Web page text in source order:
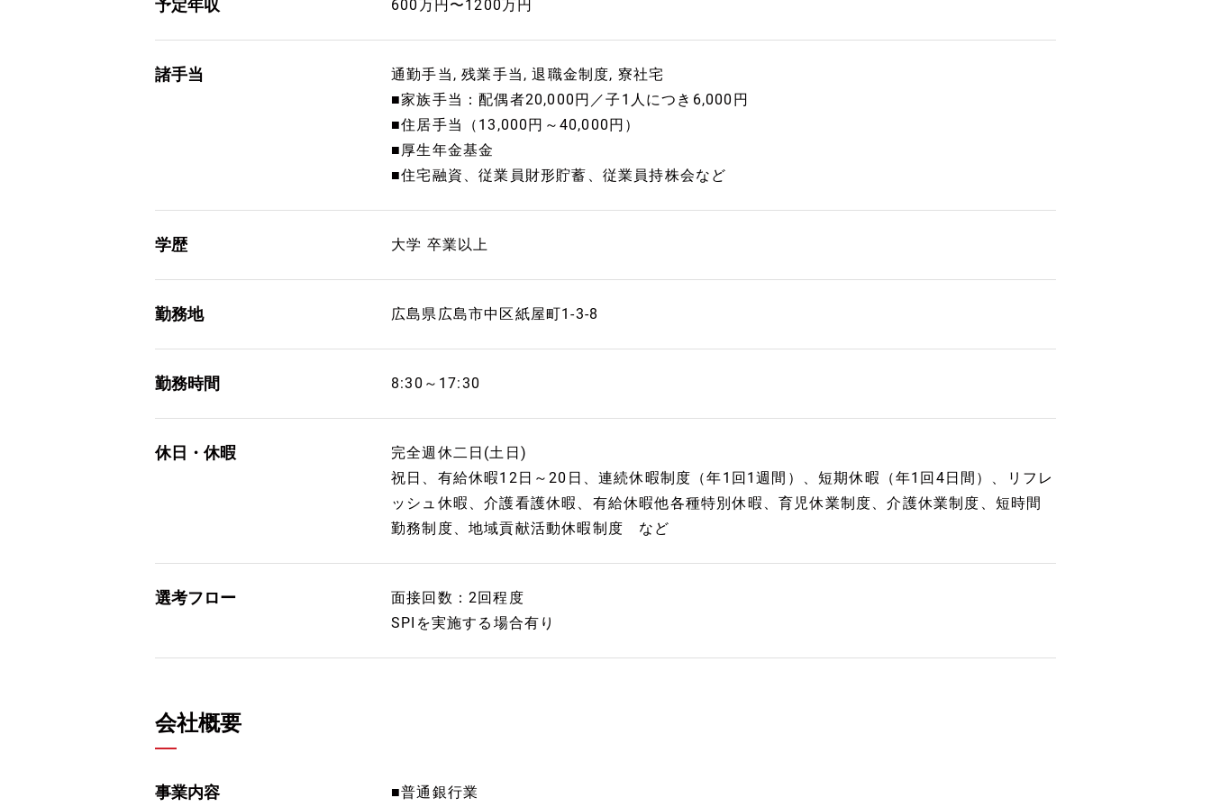
予定年収 600万円〜1200万円
諸手当
通勤手当, 残業手当, 退職金制度, 寮社宅
■家族手当：配偶者20,000円／子1人につき6,000円
■住居手当（13,000円～40,000円）
■厚生年金基金
■住宅融資、従業員財形貯蓄、従業員持株会など
学歴 大学 卒業以上
勤務地 広島県広島市中区紙屋町1‐3‐8
勤務時間 8:30～17:30
休日・休暇
完全週休二日(土日)
祝日、有給休暇12日～20日、連続休暇制度（年1回1週間）、短期休暇（年1回4日間）、リフレ
ッシュ休暇、介護看護休暇、有給休暇他各種特別休暇、育児休業制度、介護休業制度、短時間
勤務制度、地域貢献活動休暇制度 など
選考フロー
面接回数：2回程度
SPIを実施する場合有り
会社概要
事業内容 ■普通銀行業